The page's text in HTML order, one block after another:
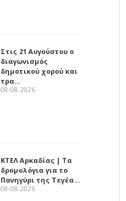
Στις 21 Αυγούστου ο
διαγωνισμός
δημοτικού χορού και
τρα…
08-08-2026
ΚΤΕΛ Αρκαδίας | Τα
δρομολόγια για το
Πανηγύρι της Τεγέα…
08-08-2026